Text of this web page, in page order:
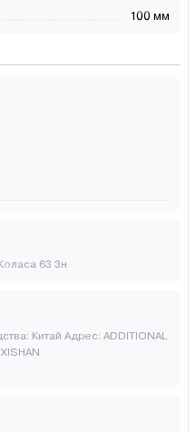
100 мм
63 3н
Китай Адрес: ADDITIONAL